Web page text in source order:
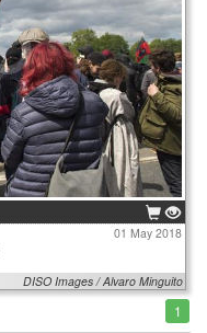
01 May 2018
DISO Images / Alvaro Minguito
1